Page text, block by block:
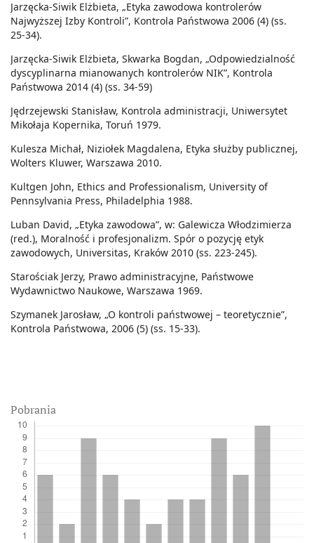
Pobrania
Jarzęcka-Siwik Elżbieta, „Etyka zawodowa kontrolerów
Najwyższej Izby Kontroli”, Kontrola Państwowa 2006 (4) (ss.
25-34).
Jarzęcka-Siwik Elżbieta, Skwarka Bogdan, „Odpowiedzialność
dyscyplinarna mianowanych kontrolerów NIK”, Kontrola
Państwowa 2014 (4) (ss. 34-59)
Jędrzejewski Stanisław, Kontrola administracji, Uniwersytet
Mikołaja Kopernika, Toruń 1979.
Kulesza Michał, Niziołek Magdalena, Etyka służby publicznej,
Wolters Kluwer, Warszawa 2010.
Kultgen John, Ethics and Professionalism, University of
Pennsylvania Press, Philadelphia 1988.
Luban David, „Etyka zawodowa”, w: Galewicza Włodzimierza
(red.), Moralność i profesjonalizm. Spór o pozycję etyk
zawodowych, Universitas, Kraków 2010 (ss. 223-245).
Starościak Jerzy, Prawo administracyjne, Państwowe
Wydawnictwo Naukowe, Warszawa 1969.
Szymanek Jarosław, „O kontroli państwowej – teoretycznie”,
Kontrola Państwowa, 2006 (5) (ss. 15-33).